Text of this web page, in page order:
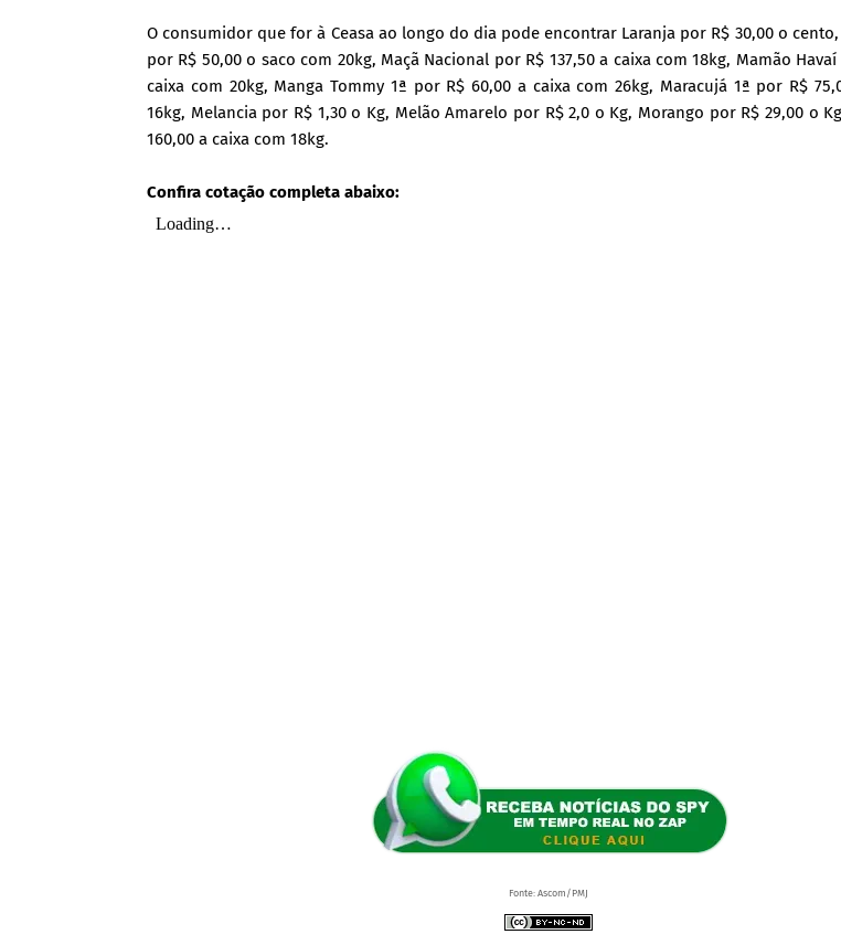
O consumidor que for à Ceasa ao longo do dia pode encontrar Laranja por R$ 30,00 o
por R$ 50,00 o saco com 20kg, Maçã Nacional por R$ 137,50 a caixa com 18kg, Mamão
caixa com 20kg, Manga Tommy 1ª por R$ 60,00 a caixa com 26kg, Maracujá 1ª por R$
16kg, Melancia por R$ 1,30 o Kg, Melão Amarelo por R$ 2,0 o Kg, Morango por R$ 29,00 o
160,00 a caixa com 18kg.
Confira cotação completa abaixo:
Fonte: Ascom/PMJ